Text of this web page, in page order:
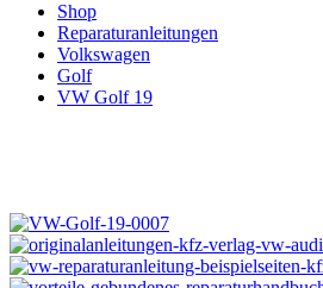
Shop
Reparaturanleitungen
Volkswagen
Golf
VW Golf 19